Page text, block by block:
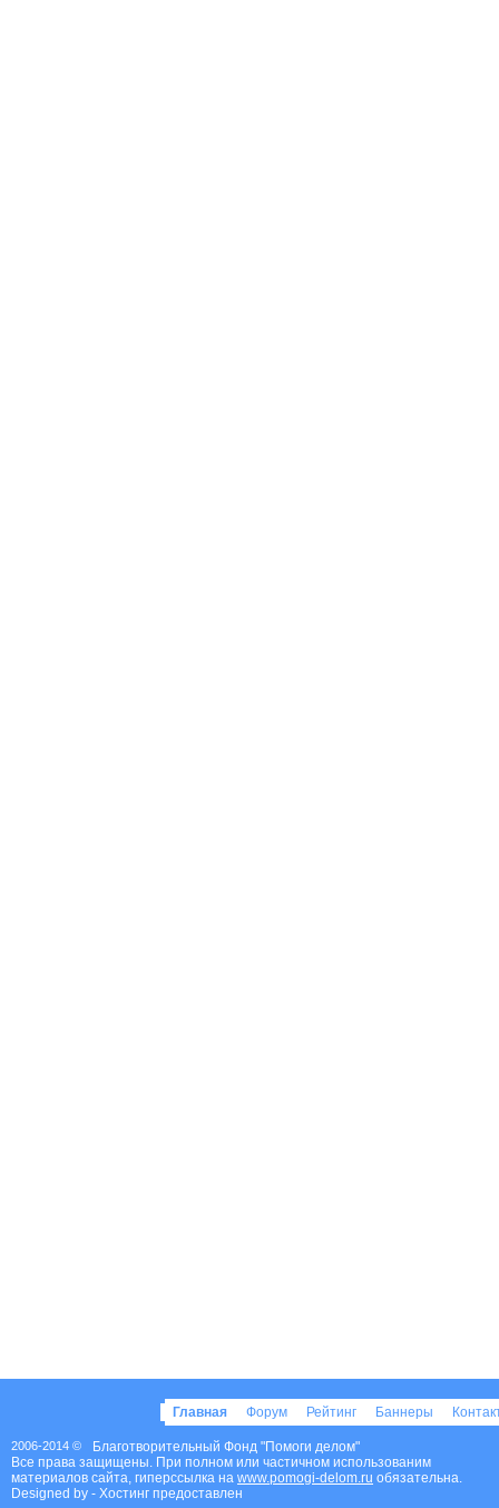
Главная Форум Рейтинг Баннеры
2006-2014 ©
Благотворительный Фонд "Помоги делом"
Все права защищены. При полном или частичном использованим
материалов сайта, гиперссылка на www.pomogi-delom.ru обязательна.
Designed by - Хостинг предоставлен